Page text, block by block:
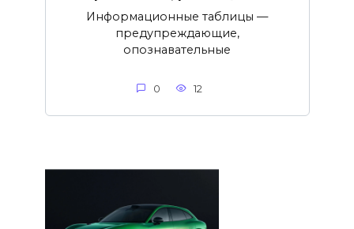
Информационные таблицы —
предупреждающие,
опознавательные
0 12